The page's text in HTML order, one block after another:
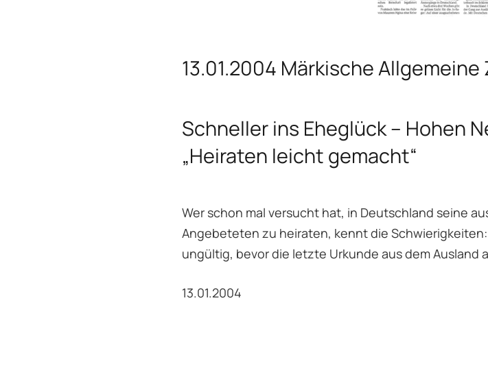
13.01.2004 Märkische
Schneller ins Eheglück – Hohen
„Heiraten leicht gemacht“
Wer schon mal versucht hat, in Deutschland seine
Angebeteten zu heiraten, kennt die
ungültig, bevor die letzte Urkunde aus dem Ausland
13.01.2004